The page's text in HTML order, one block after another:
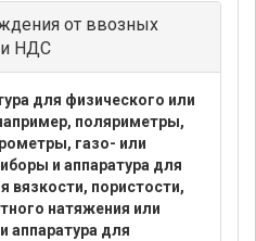
от ввозных
НДС
для физического или
поляриметры,
газо- или
и аппаратура для
вязкости, пористости,
натяжения или
аппаратура для